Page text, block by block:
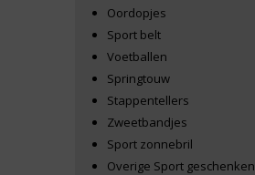
Oordopjes
Sport belt
Voetballen
Springtouw
Stappentellers
Zweetbandjes
Sport zonnebril
Overige Sport geschenken